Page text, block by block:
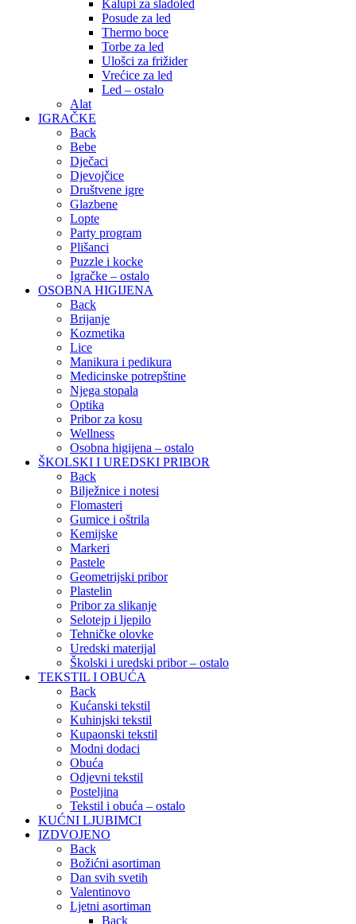
Kalupi za sladoled
Posude za led
Thermo boce
Torbe za led
Ulošci za frižider
Vrećice za led
Led – ostalo
Alat
IGRAČKE
Back
Bebe
Dječaci
Djevojčice
Društvene igre
Glazbene
Lopte
Party program
Plišanci
Puzzle i kocke
Igračke – ostalo
OSOBNA HIGIJENA
Back
Brijanje
Kozmetika
Lice
Manikura i pedikura
Medicinske potrepštine
Njega stopala
Optika
Pribor za kosu
Wellness
Osobna higijena – ostalo
ŠKOLSKI I UREDSKI PRIBOR
Back
Bilježnice i notesi
Flomasteri
Gumice i oštrila
Kemijske
Markeri
Pastele
Geometrijski pribor
Plastelin
Pribor za slikanje
Selotejp i ljepilo
Tehničke olovke
Uredski materijal
Školski i uredski pribor – ostalo
TEKSTIL I OBUĆA
Back
Kućanski tekstil
Kuhinjski tekstil
Kupaonski tekstil
Modni dodaci
Obuća
Odjevni tekstil
Posteljina
Tekstil i obuća – ostalo
KUĆNI LJUBIMCI
IZDVOJENO
Back
Božićni asortiman
Dan svih svetih
Valentinovo
Ljetni asortiman
Back